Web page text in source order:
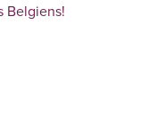
Belgiens!